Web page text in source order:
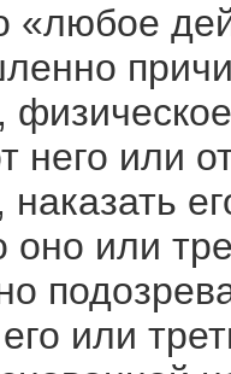
«любое
него или
наказать
оно или
или